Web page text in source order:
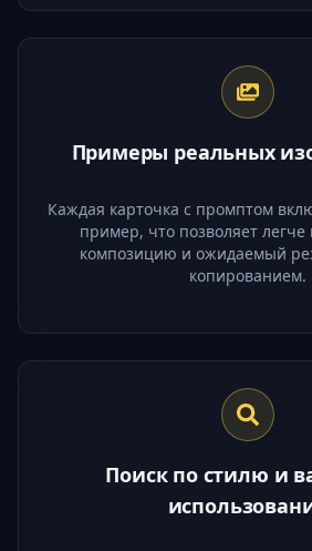
Примеры реальных
Каждая карточка с промптом
пример, что позволяет легче
композицию и ожидаемый
копированием.
Поиск по стилю и